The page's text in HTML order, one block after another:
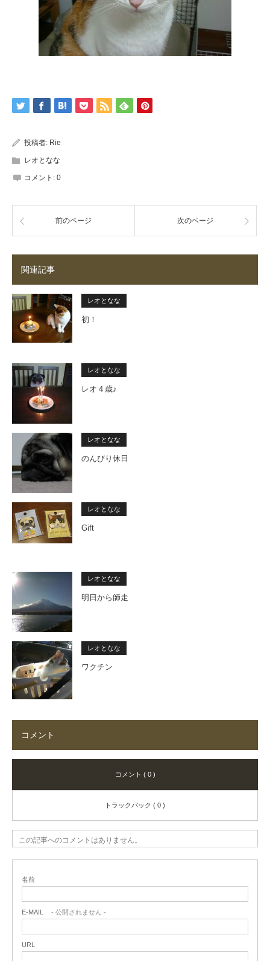
投稿者: Rie
レオとなな
コメント: 0
前のページ 次のページ
関連記事
レオとなな
初！
レオとなな
レオ４歳♪
レオとなな
のんびり休日
レオとなな
Gift
レオとなな
明日から師走
レオとなな
ワクチン
コメント
コメント ( 0 )
トラックバック ( 0 )
この記事へのコメントはありません。
名前
E-MAIL - 公開されません -
URL